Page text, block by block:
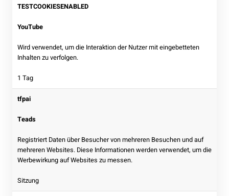
TESTCOOKIESENABLED
YouTube
Wird verwendet, um die Interaktion der Nutzer mit eingebetteten
Inhalten zu verfolgen.
1 Tag
tfpai
Teads
Registriert Daten über Besucher von mehreren Besuchen und auf
mehreren Websites. Diese Informationen werden verwendet, um die
Werbewirkung auf Websites zu messen.
Sitzung